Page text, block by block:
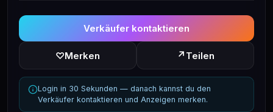
Verkäufer kontaktieren
♡Merken ↗ Teilen
Login in 30 Sekunden — danach kannst du den
Verkäufer kontaktieren und Anzeigen merken.